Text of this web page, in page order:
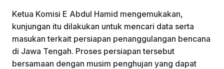
Ketua Komisi E Abdul Hamid mengemukakan,
kunjungan itu dilakukan untuk mencari data serta
masukan terkait persiapan penanggulangan bencana
di Jawa Tengah. Proses persiapan tersebut
bersamaan dengan musim penghujan yang dapat